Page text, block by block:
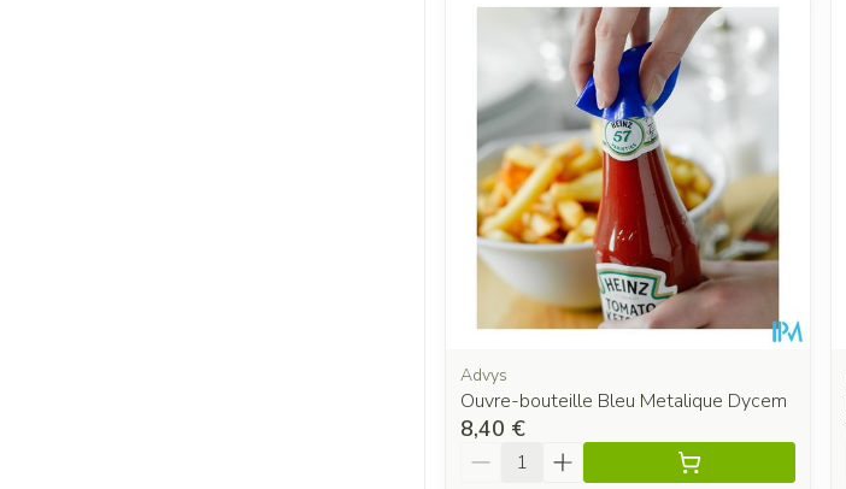
Advys
Ouvre-bouteille Bleu Metalique Dycem
8,40 €
Quantité